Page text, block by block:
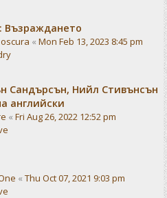
Възраждането
« Mon Feb 13, 2023 8:45 pm
Сандърсън, Нийл Стивънсън
английски
« Fri Aug 26, 2022 12:52 pm
« Thu Oct 07, 2021 9:03 pm